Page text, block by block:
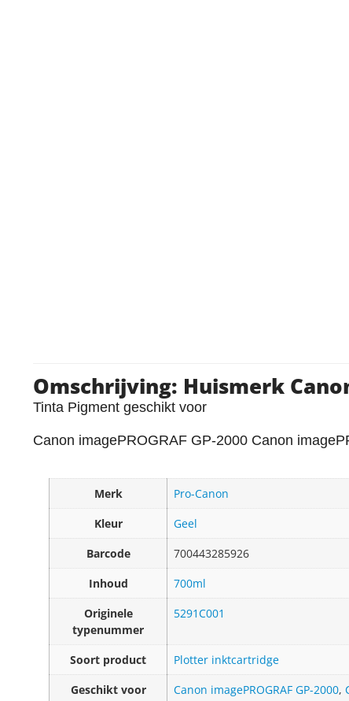
Omschrijving: Huismerk
Tinta Pigment geschikt voor
Canon imagePROGRAF GP-2000 Canon
Merk
Pro-Canon
Kleur
Geel
Barcode
700443285926
Inhoud
700ml
Originele
typenummer
5291C001
Soort product
Plotter inktcartridge
Geschikt voor
Canon imagePROGRAF GP-2000,